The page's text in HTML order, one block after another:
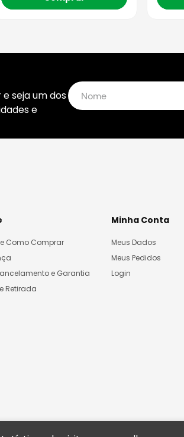
seja um dos
e
Como Comprar
e Garantia
Retirada
Minha Conta
Meus Dados
Meus Pedidos
Login